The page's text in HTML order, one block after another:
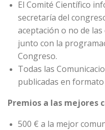
El Comité Científico
secretaría del
aceptación o no de
junto con la
Congreso.
Todas las
publicadas en
Premios a las mejores
500 € a la mejor